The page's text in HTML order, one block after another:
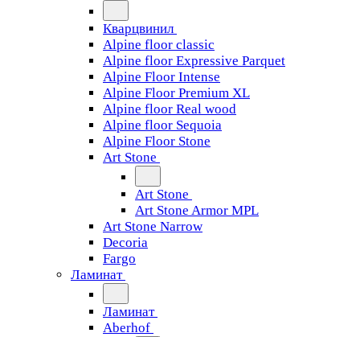
Кварцвинил
Alpine floor classic
Alpine floor Expressive Parquet
Alpine Floor Intense
Alpine Floor Premium XL
Alpine floor Real wood
Alpine floor Sequoia
Alpine Floor Stone
Art Stone
Art Stone
Art Stone Armor MPL
Art Stone Narrow
Decoria
Fargo
Ламинат
Ламинат
Aberhof